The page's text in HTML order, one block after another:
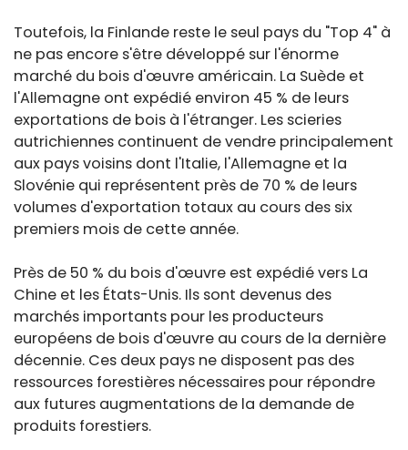
Toutefois, la Finlande reste le seul pays du "Top 4" à
ne pas encore s'être développé sur l'énorme
marché du bois d'œuvre américain. La Suède et
l'Allemagne ont expédié environ 45 % de leurs
exportations de bois à l'étranger. Les scieries
autrichiennes continuent de vendre principalement
aux pays voisins dont l'Italie, l'Allemagne et la
Slovénie qui représentent près de 70 % de leurs
volumes d'exportation totaux au cours des six
premiers mois de cette année.
Près de 50 % du bois d'œuvre est expédié vers La
Chine et les États-Unis. Ils sont devenus des
marchés importants pour les producteurs
européens de bois d'œuvre au cours de la dernière
décennie. Ces deux pays ne disposent pas des
ressources forestières nécessaires pour répondre
aux futures augmentations de la demande de
produits forestiers.